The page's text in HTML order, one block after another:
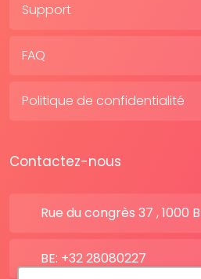
Support
FAQ
Politique de confidentialité
Contactez-nous
Rue du congrès 37 , 1000
BE: +32 28080227